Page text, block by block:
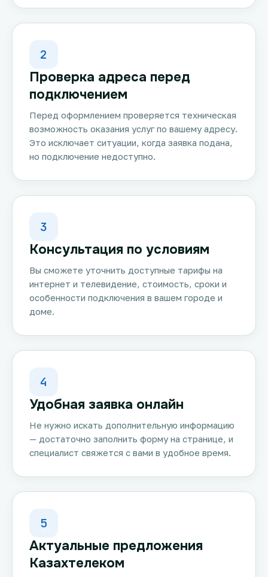
2
Проверка адреса перед
подключением
Перед оформлением проверяется техническая
возможность оказания услуг по вашему адресу.
Это исключает ситуации, когда заявка подана,
но подключение недоступно.
3
Консультация по условиям
Вы сможете уточнить доступные тарифы на
интернет и телевидение, стоимость, сроки и
особенности подключения в вашем городе и
доме.
4
Удобная заявка онлайн
Не нужно искать дополнительную информацию
— достаточно заполнить форму на странице, и
специалист свяжется с вами в удобное время.
5
Актуальные предложения
Казахтелеком